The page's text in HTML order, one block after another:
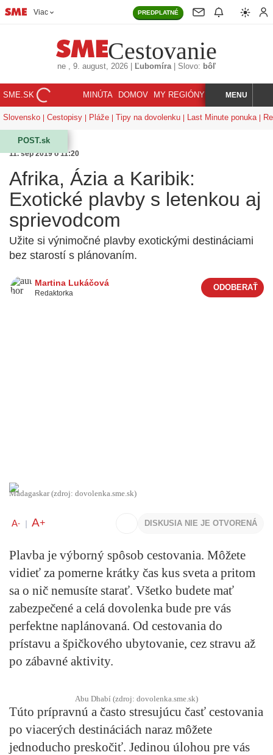
Viac PREDPLATNÉ
Cestovanie
ne , 9. august, 2026 Ľubomíra| Slovo: bôľ
SME.SK MINÚTA DOMOV MY REGIÓNY KORZÁR
HĽADAJMENU
Slovensko Cestopisy Pláže Tipy na dovolenku Last Minute ponuka
POST.sk
11. sep 2019 o 11:20
Afrika, Ázia a Karibik:
Exotické plavby s letenkou aj
sprievodcom
Užite si výnimočné plavby exotickými destináciami
bez starostí s plánovaním.
Martina Lukáčová
Redaktorka
Madagaskar (zdroj: dovolenka.sme.sk)
A- A+ DISKUSIA NIE JE OTVORENÁ
Plavba je výborný spôsob cestovania. Môžete
vidieť za pomerne krátky čas kus sveta a pritom
sa o nič nemusíte starať. Všetko budete mať
zabezpečené a celá dovolenka bude pre vás
perfektne naplánovaná. Od cestovania do
prístavu a špičkového ubytovanie, cez stravu až
po zábavné aktivity.
Abu Dhabí (zdroj: dovolenka.sme.sk)
Túto prípravnú a často stresujúcu časť cestovania
po viacerých destináciách naraz môžete
jednoducho preskočiť. Jedinou úlohou pre vás